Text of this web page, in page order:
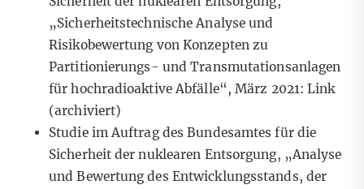
„Sicherheitstechnische Analyse und
Risikobewertung von Konzepten zu
Partitionierungs- und Transmutationsanlagen
für hochradioaktive Abfälle“, März 2021:Link
(archiviert)
Studie im Auftrag des Bundesamtes für die
Sicherheit der nuklearen Entsorgung, „Analyse
und Bewertung des Entwicklungsstands, der